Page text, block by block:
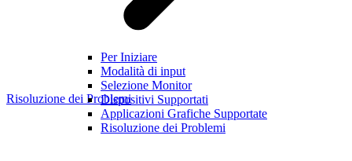
Per Iniziare
Modalità di input
Selezione Monitor
Dispositivi Supportati
Applicazioni Grafiche Supportate
Risoluzione dei Problemi
Risoluzione dei Problemi